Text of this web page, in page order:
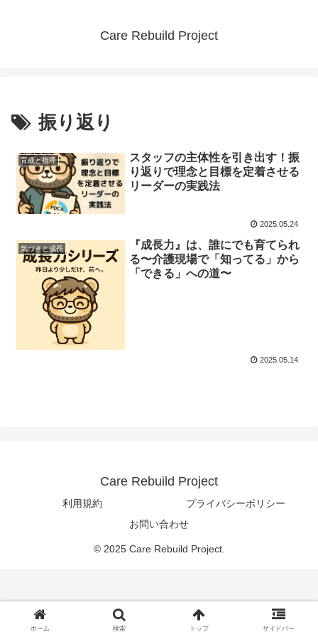
Care Rebuild Project
振り返り
育成と指導
スタッフの主体性を引き出す！振
り返りで理念と目標を定着させる
リーダーの実践法
2025.05.24
気づきと成長
『成長力』は、誰にでも育てられ
る〜介護現場で「知ってる」から
「できる」への道〜
2025.05.14
Care Rebuild Project
利用規約
プライバシーポリシー
お問い合わせ
© 2025 Care Rebuild Project.
ホーム 検索 トップ サイドバー